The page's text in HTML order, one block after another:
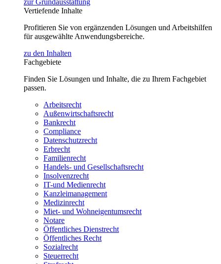
Vertiefende Inhalte
Profitieren Sie von ergänzenden Lösungen und Arbeitshilfen
für ausgewählte Anwendungsbereiche.
zu den Inhalten
Fachgebiete
Finden Sie Lösungen und Inhalte, die zu Ihrem Fachgebiet
passen.
Arbeitsrecht
Außenwirtschaftsrecht
Bankrecht
Compliance
Datenschutzrecht
Erbrecht
Familienrecht
Handels- und Gesellschaftsrecht
Insolvenzrecht
IT-und Medienrecht
Kanzleimanagement
Medizinrecht
Miet- und Wohneigentumsrecht
Notare
Öffentliches Dienstrecht
Öffentliches Recht
Sozialrecht
Steuerrecht